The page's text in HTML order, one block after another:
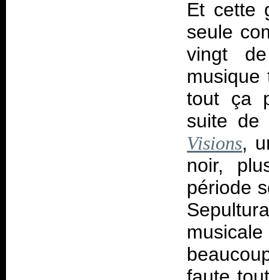
Et cette
seule
vingt
musique
tout ça
suite
Visions,
noir,
période